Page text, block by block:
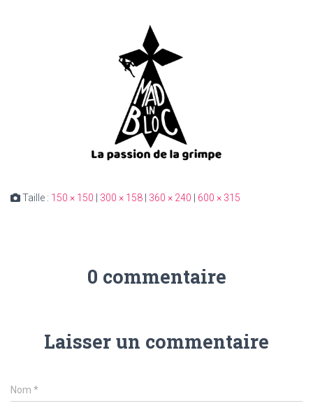
Taille : 150 × 150 300 × 158 360 × 240 600 × 315
0 commentaire
Laisser un commentaire
Nom *